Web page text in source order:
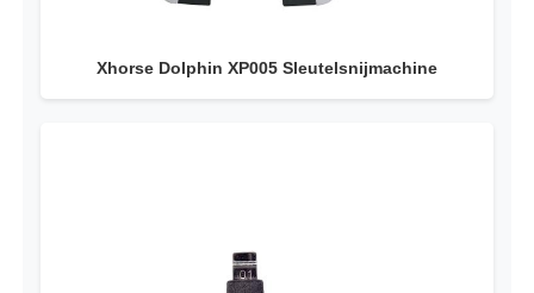
Xhorse Dolphin XP005 Sleutelsnijmachine